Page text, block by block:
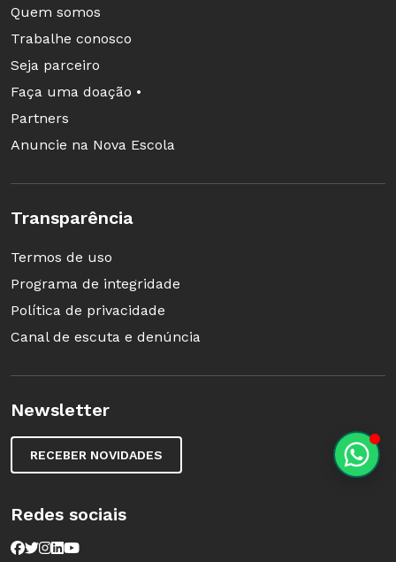
Quem somos
Trabalhe conosco
Seja parceiro
Faça uma doação •
Partners
Anuncie na Nova Escola
Transparência
Termos de uso
Programa de integridade
Política de privacidade
Canal de escuta e denúncia
Newsletter
RECEBER NOVIDADES
Redes sociais